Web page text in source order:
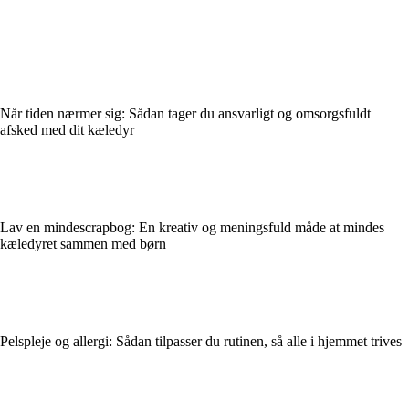
Når tiden nærmer sig: Sådan tager du ansvarligt og omsorgsfuldt
afsked med dit kæledyr
Lav en mindescrapbog: En kreativ og meningsfuld måde at mindes
kæledyret sammen med børn
Pelspleje og allergi: Sådan tilpasser du rutinen, så alle i hjemmet trives